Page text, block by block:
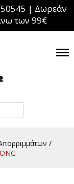
| Δωρεάν
των 99€
/